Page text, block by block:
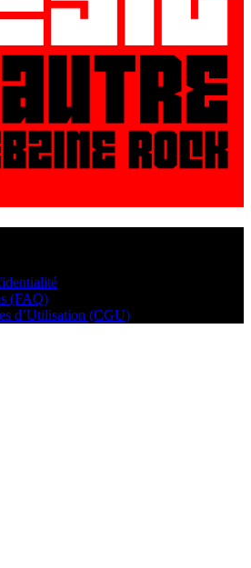
(FAQ)
d’Utilisation (CGU)